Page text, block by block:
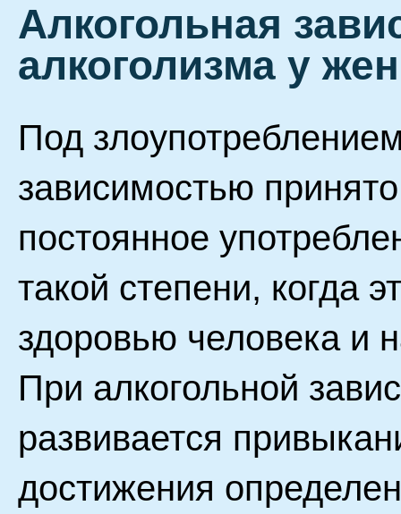
Алкогольная
алкоголизма у
Под
зависимостью
постоянное
такой степени, когда
здоровью человека и
При алкогольной
развивается
достижения